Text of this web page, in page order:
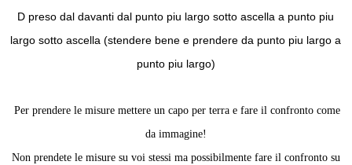
D preso dal davanti dal punto piu largo sotto ascella a punto piu
largo sotto ascella (stendere bene e prendere da punto piu largo a
punto piu largo)
Per prendere le misure mettere un capo per terra e fare il confronto come
da immagine!
Non prendete le misure su voi stessi ma possibilmente fare il confronto su